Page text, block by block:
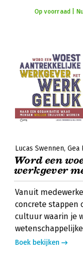
Op voorraad |
Lucas Swennen Gea
Word een
werkgever
Vanuit
concrete stappen
cultuur waarin je
Boek bekijken